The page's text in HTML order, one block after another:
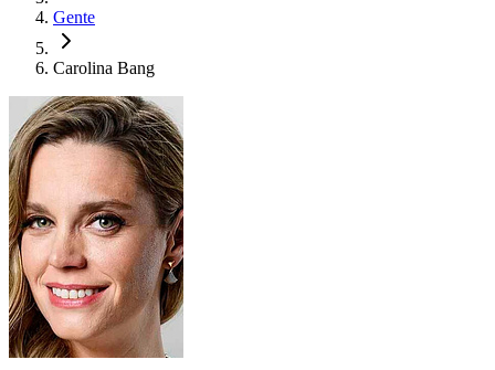
Gente
Carolina Bang